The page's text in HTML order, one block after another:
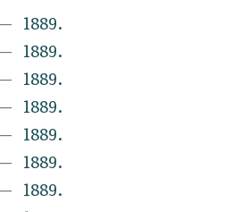
1889.
1889.
1889.
1889.
1889.
1889.
1889.